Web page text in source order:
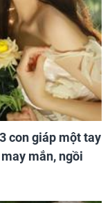
con giáp một tay
mắn, ngồi